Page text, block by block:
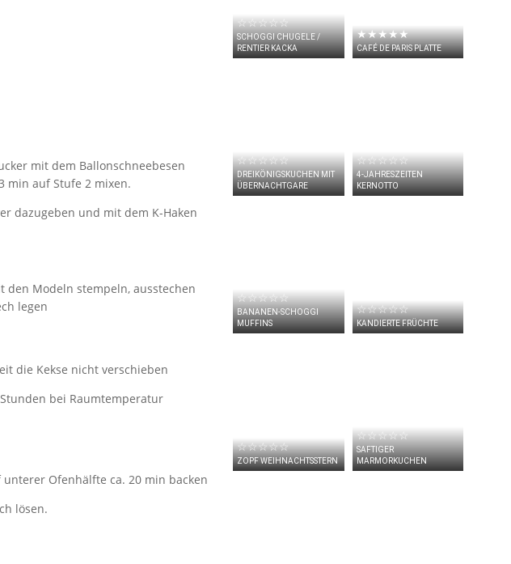
mit dem Ballonschneebesen
min auf Stufe 2 mixen.
dazugeben und mit dem K-Haken
den Modeln stempeln, ausstechen
legen
die Kekse nicht verschieben
bei Raumtemperatur
Ofenhälfte ca. 20 min backen
lösen.
☆☆☆☆☆
SCHOGGI CHUGELE /
RENTIER KACKA
★★★★★
CAFÉ DE PARIS PLATTE
☆☆☆☆☆
DREIKÖNIGSKUCHEN MIT
ÜBERNACHTGARE
☆☆☆☆☆
4-JAHRESZEITEN
KERNOTTO
☆☆☆☆☆
BANANEN-SCHOGGI
MUFFINS
☆☆☆☆☆
KANDIERTE FRÜCHTE
☆☆☆☆☆
ZOPF WEIHNACHTSSTERN
☆☆☆☆☆
SAFTIGER
MARMORKUCHEN